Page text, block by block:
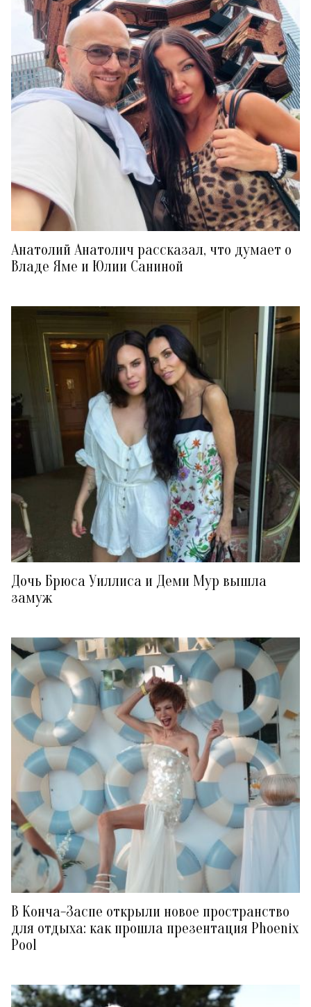
Анатолий Анатолич рассказал, что думает о
Владе Яме и Юлии Саниной
Дочь Брюса Уиллиса и Деми Мур вышла
замуж
В Конча-Заспе открыли новое пространство
для отдыха: как прошла презентация Phoenix
Pool